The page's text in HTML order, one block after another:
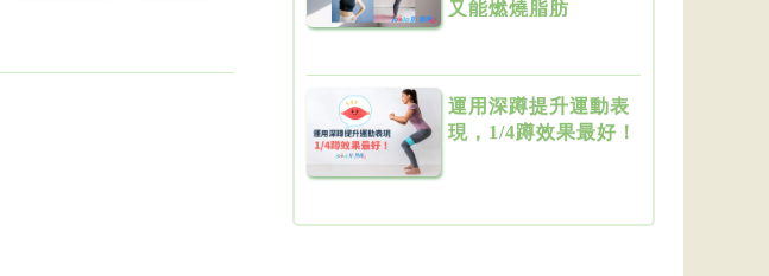
又能燃燒脂肪
運用深蹲提升運動表
現，1/4蹲效果最好！